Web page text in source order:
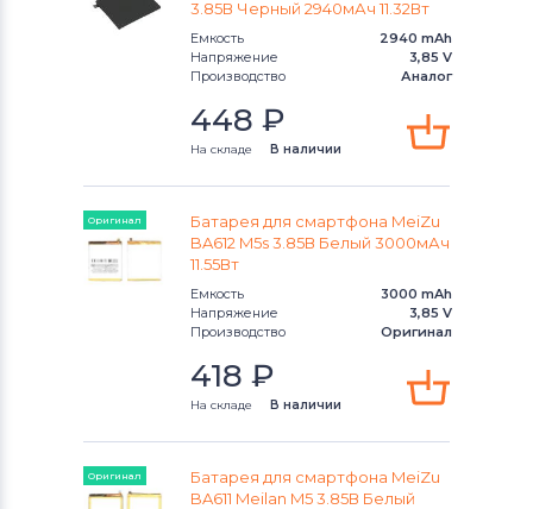
Lenovo
Аккумуляторы для смартфонов
Аккумуляторы для смартфонов
DOOGEE
Аккумуляторы для смартфонов
BlackBerry
Аккумуляторы для смартфонов
Аккумуляторы для смартфонов
Аккумуляторы для смартфонов
Honor
3.85В Черный 2940мАч 11.32Вт
Емкость
2940 mAh
Напряжение
3,85 V
Производство
Аналог
448 ₽
На складе В наличии
Оригинал
Батарея для смартфона MeiZu
BA612 M5s 3.85В Белый 3000мАч
11.55Вт
Емкость
3000 mAh
Напряжение
3,85 V
Производство
Оригинал
418 ₽
На складе В наличии
Оригинал
Батарея для смартфона MeiZu
BA611 Meilan M5 3.85В Белый